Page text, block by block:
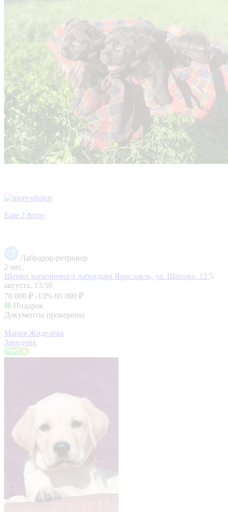
Еще 2 фото
Лабрадор-ретривер
2 мес.
Щенки коричневого лабрадора Ярославль, ул. Щапова, 12 5
августа, 13:58
70 000 ₽ -13% 80 000 ₽
Подарок
Документы проверены
Мария Жиделёва
Заводчик